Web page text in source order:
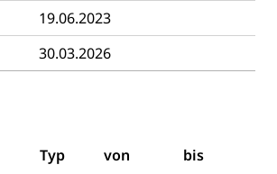
19.06.2023
30.03.2026
Typ von
bis